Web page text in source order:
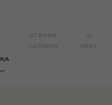
STRONA
GŁÓWNA
O
MNIE